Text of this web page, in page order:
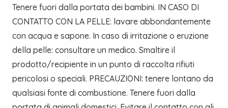
Tenere fuori dalla portata dei bambini. IN CASO DI
CONTATTO CON LA PELLE: lavare abbondantemente
con acqua e sapone. In caso di irritazione o eruzione
della pelle: consultare un medico. Smaltire il
prodotto/recipiente in un punto di raccolta rifiuti
pericolosi o speciali. PRECAUZIONI: tenere lontano da
qualsiasi fonte di combustione. Tenere fuori dalla